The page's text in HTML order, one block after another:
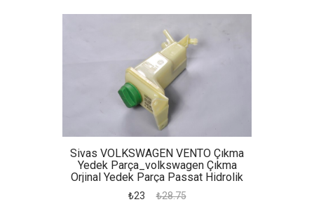
Sivas VOLKSWAGEN VENTO Çıkma
Yedek Parça_volkswagen Çıkma
Orjinal Yedek Parça Passat Hidrolik
Bidonu
₺23 ₺28.75